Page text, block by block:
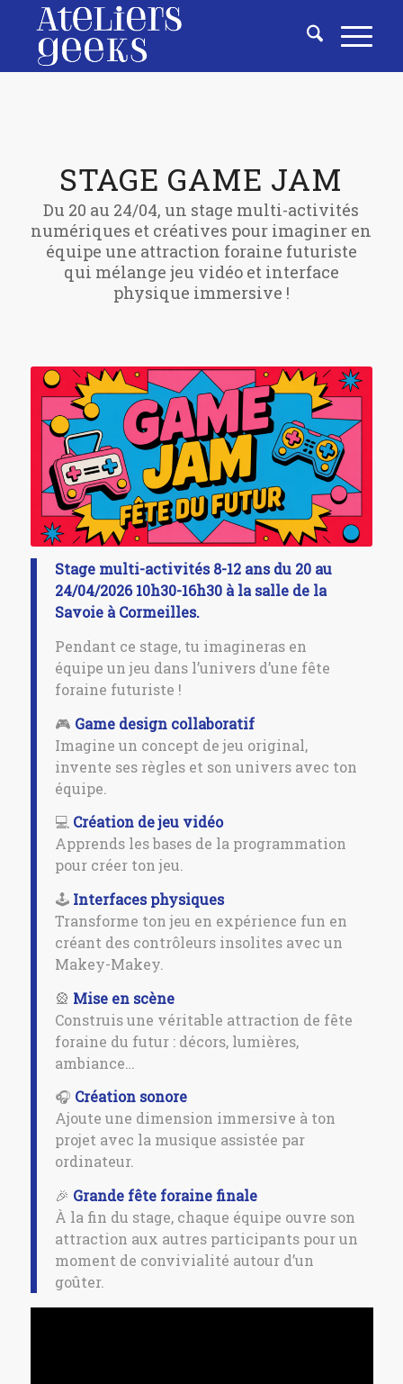
STAGE GAME JAM
Du 20 au 24/04, un stage multi-activités
numériques et créatives pour imaginer en
équipe une attraction foraine futuriste
qui mélange jeu vidéo et interface
physique immersive !
Stage multi-activités 8-12 ans du 20 au
24/04/2026 10h30-16h30 à la salle de la
Savoie à Cormeilles.
Pendant ce stage, tu imagineras en
équipe un jeu dans l’univers d’une fête
foraine futuriste !
🎮 Game design collaboratif
Imagine un concept de jeu original,
invente ses règles et son univers avec ton
équipe.
💻 Création de jeu vidéo
Apprends les bases de la programmation
pour créer ton jeu.
🕹️ Interfaces physiques
Transforme ton jeu en expérience fun en
créant des contrôleurs insolites avec un
Makey-Makey.
🎡 Mise en scène
Construis une véritable attraction de fête
foraine du futur : décors, lumières,
ambiance…
🎧 Création sonore
Ajoute une dimension immersive à ton
projet avec la musique assistée par
ordinateur.
🎉 Grande fête foraine finale
À la fin du stage, chaque équipe ouvre son
attraction aux autres participants pour un
moment de convivialité autour d’un
goûter.